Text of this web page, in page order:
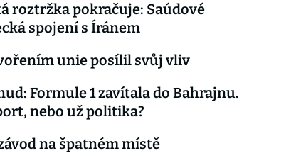
roztržka pokračuje: Saúdové
spojení s Íránem
unie posílil svůj vliv
Formule 1 zavítala do Bahrajnu.
nebo už politika?
na špatném místě